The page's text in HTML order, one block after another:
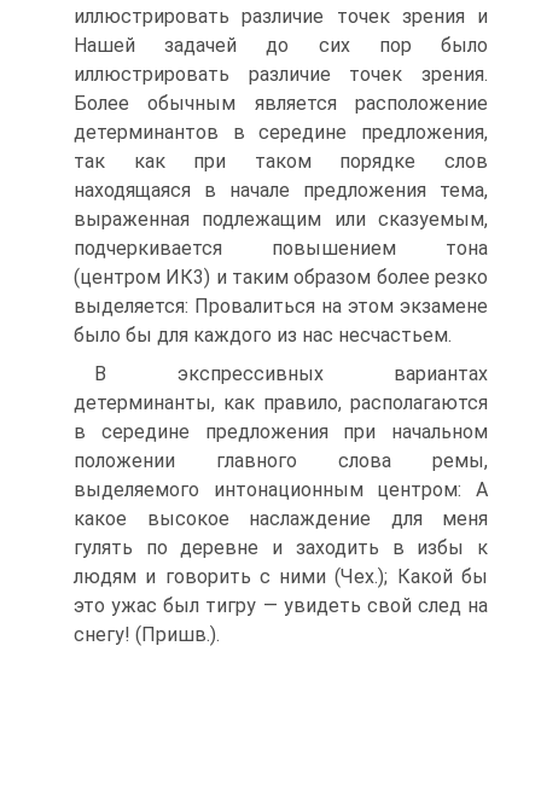
иллюстрировать различие точек зрения и
Нашей задачей до сих пор было
иллюстрировать различие точек зрения.
Более обычным является расположение
детерминантов в середине предложения,
так как при таком порядке слов
находящаяся в начале предложения тема,
выраженная подлежащим или сказуемым,
подчеркивается повышением тона
(центром ИК­3) и таким образом более резко
выделяется: Провалиться на этом экзамене
было бы для каждого из нас несчастьем.
В экспрессивных вариантах
детерминанты, как правило, располагаются
в середине предложения при начальном
положении главного слова ремы,
выделяемого интонационным центром: А
какое высокое наслаждение для меня
гулять по деревне и заходить в избы к
людям и говорить с ними (Чех.); Какой бы
это ужас был тигру — увидеть свой след на
снегу! (Пришв.).